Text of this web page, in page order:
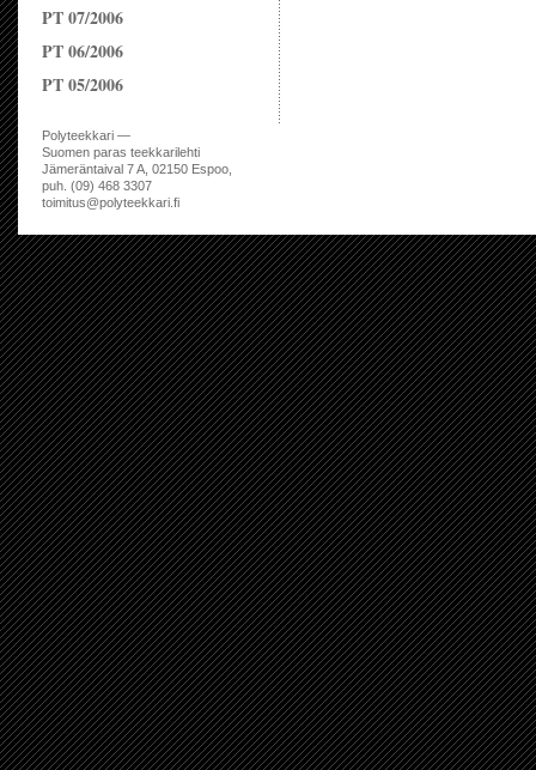
PT 07/2006
PT 06/2006
PT 05/2006
Polyteekkari —
Suomen paras teekkarilehti
Jämeräntaival 7 A, 02150 Espoo,
puh. (09) 468 3307
toimitus@polyteekkari.fi